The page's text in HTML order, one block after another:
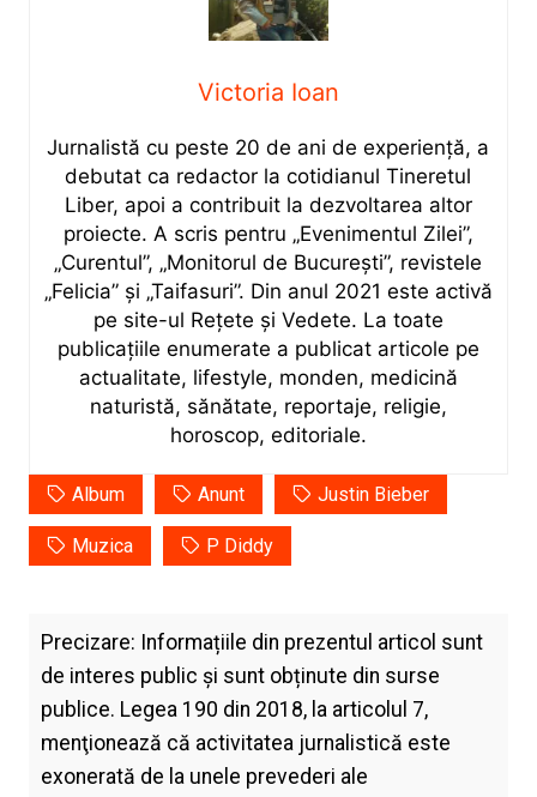
Victoria Ioan
Jurnalistă cu peste 20 de ani de experiență, a
debutat ca redactor la cotidianul Tineretul
Liber, apoi a contribuit la dezvoltarea altor
proiecte. A scris pentru „Evenimentul Zilei”,
„Curentul”, „Monitorul de București”, revistele
„Felicia” și „Taifasuri”. Din anul 2021 este activă
pe site-ul Rețete și Vedete. La toate
publicațiile enumerate a publicat articole pe
actualitate, lifestyle, monden, medicină
naturistă, sănătate, reportaje, religie,
horoscop, editoriale.
Album Anunt Justin Bieber
Muzica P Diddy
Precizare: Informațiile din prezentul articol sunt
de interes public și sunt obținute din surse
publice. Legea 190 din 2018, la articolul 7,
menţionează că activitatea jurnalistică este
exonerată de la unele prevederi ale